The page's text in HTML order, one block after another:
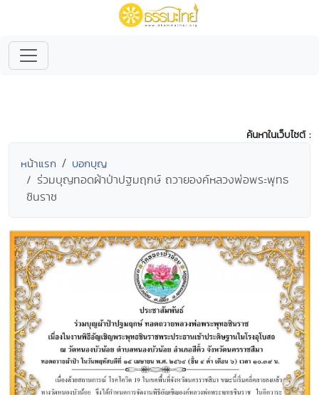
ค้นหาในเว็บไซต์ :
หน้าแรก บอกบุญ
ร่วมบุญทอดผ้าป่าปฐมฤกษ์ ถวายองค์หลวงพ่อพระพุทธ
ชินราช